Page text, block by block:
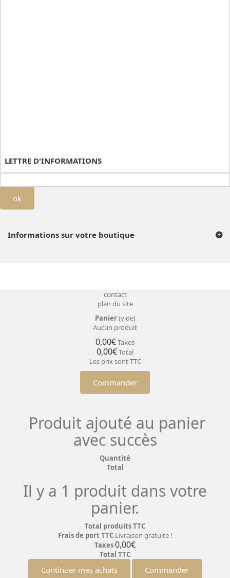
LETTRE D'INFORMATIONS
ok
Informations sur votre boutique
contact
plan du site
Panier(vide)
Aucun produit
0,00€Taxes
0,00€Total
Les prix sont TTC
Commander
Produit ajouté au panier
avec succès
Quantité
Total
Il y a 1 produit dans votre
panier.
Total produits TTC
Frais de port TTC Livraison gratuite !
Taxes0,00€
Total TTC
Continuer mes achats Commander